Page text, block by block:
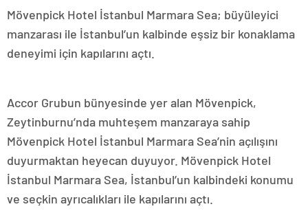
Mövenpick Hotel İstanbul Marmara Sea; büyüleyici
manzarası ile İstanbul’un kalbinde eşsiz bir konaklama
deneyimi için kapılarını açtı.
Accor Grubun bünyesinde yer alan Mövenpick,
Zeytinburnu’nda muhteşem manzaraya sahip
Mövenpick Hotel İstanbul Marmara Sea’nin açılışını
duyurmaktan heyecan duyuyor. Mövenpick Hotel
İstanbul Marmara Sea, İstanbul’un kalbindeki konumu
ve seçkin ayrıcalıkları ile kapılarını açtı.